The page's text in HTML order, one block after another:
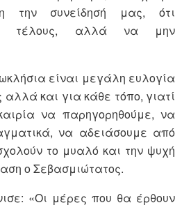
την συνείδησή μας, ότι
τέλους, αλλά να μην
είναι μεγάλη ευλογία
αλλά και για κάθε τόπο, γιατί
να παρηγορηθούμε, να
να αδειάσουμε από
το μυαλό και την ψυχή
ο Σεβασμιώτατος.
«Οι μέρες που θα έρθουν